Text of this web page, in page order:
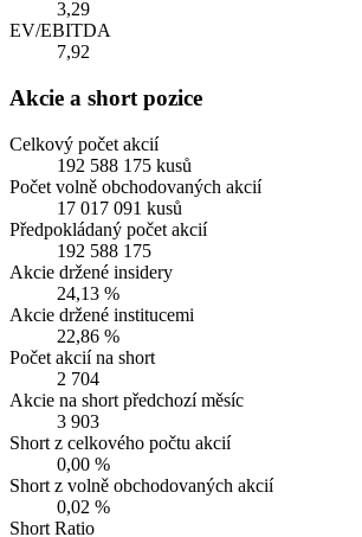
3,29
EV/EBITDA
7,92
Akcie a short pozice
Celkový počet akcií
192 588 175 kusů
Počet volně obchodovaných akcií
17 017 091 kusů
Předpokládaný počet akcií
192 588 175
Akcie držené insidery
24,13 %
Akcie držené institucemi
22,86 %
Počet akcií na short
2 704
Akcie na short předchozí měsíc
3 903
Short z celkového počtu akcií
0,00 %
Short z volně obchodovaných akcií
0,02 %
Short Ratio